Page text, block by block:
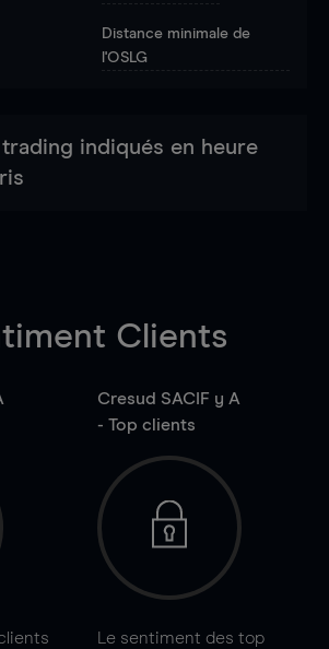
Distance minimale de
l'OSLG
indiqués en heure
Clients
Cresud SACIF y A
- Top clients
Le sentiment des top